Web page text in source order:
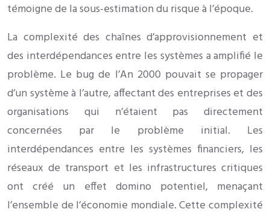
témoigne de la sous-estimation du risque à l’époque.
La complexité des chaînes d’approvisionnement et
des interdépendances entre les systèmes a amplifié le
problème. Le bug de l’An 2000 pouvait se propager
d’un système à l’autre, affectant des entreprises et des
organisations qui n’étaient pas directement
concernées par le problème initial. Les
interdépendances entre les systèmes financiers, les
réseaux de transport et les infrastructures critiques
ont créé un effet domino potentiel, menaçant
l’ensemble de l’économie mondiale. Cette complexité